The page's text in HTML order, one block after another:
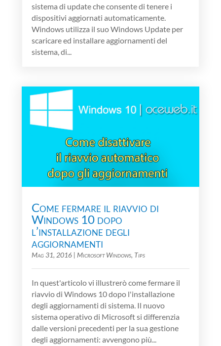
sistema di update che consente di tenere i
dispositivi aggiornati automaticamente.
Windows utilizza il suo Windows Update per
scaricare ed installare aggiornamenti del
sistema, di...
Come fermare il riavvio di
Windows 10 dopo
l’installazione degli
aggiornamenti
Mag 31, 2016| Microsoft Windows, Tips
In quest'articolo vi illustrerò come fermare il
riavvio di Windows 10 dopo l'installazione
degli aggiornamenti di sistema. Il nuovo
sistema operativo di Microsoft si differenzia
dalle versioni precedenti per la sua gestione
degli aggiornamenti: avvengono più...